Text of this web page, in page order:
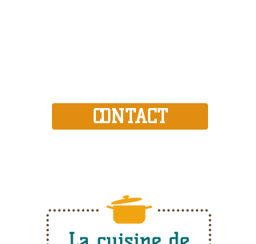
CONTACT